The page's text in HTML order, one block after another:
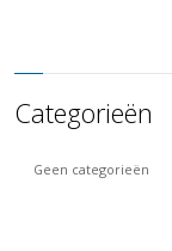
Categorieën
Geen categorieën